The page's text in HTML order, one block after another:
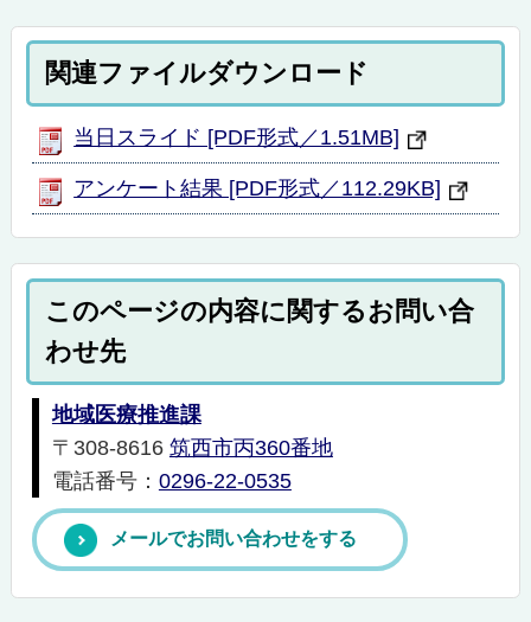
関連ファイルダウンロード
当日スライド [PDF形式／1.51MB]
アンケート結果 [PDF形式／112.29KB]
このページの内容に関するお問い合
わせ先
地域医療推進課
〒308-8616 筑西市丙360番地
電話番号： 0296-22-0535
メールでお問い合わせをする